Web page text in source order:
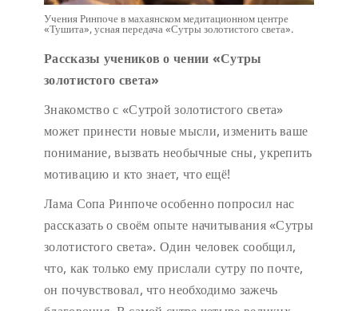
Учения Ринпоче в махаянском медитационном центре
«Тушита», усная передача «Сутры золотистого света».
Рассказы учеников о чении «Сутры
золотистого света»
Знакомство с «Сутрой золотистого света»
может принести новые мысли, изменить ваше
понимание, вызвать необычные сны, укрепить
мотивацию и кто знает, что ещё!
Лама Сопа Ринпоче особенно попросил нас
рассказать о своём опыте начитывания «Сутры
золотистого света». Один человек сообщил,
что, как только ему прислали сутру по почте,
он почувствовал, что необходимо зажечь